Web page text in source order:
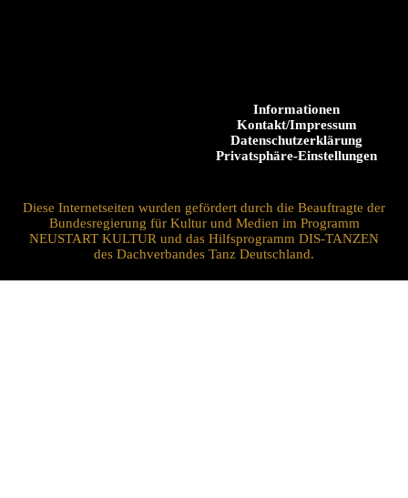
Informationen
Kontakt/Impressum
Datenschutzerklärung
Privatsphäre-Einstellungen
Diese Internetseiten wurden gefördert durch die Beauftragte der
Bundesregierung für Kultur und Medien im Programm
NEUSTART KULTUR und das Hilfsprogramm DIS-TANZEN
des Dachverbandes Tanz Deutschland.